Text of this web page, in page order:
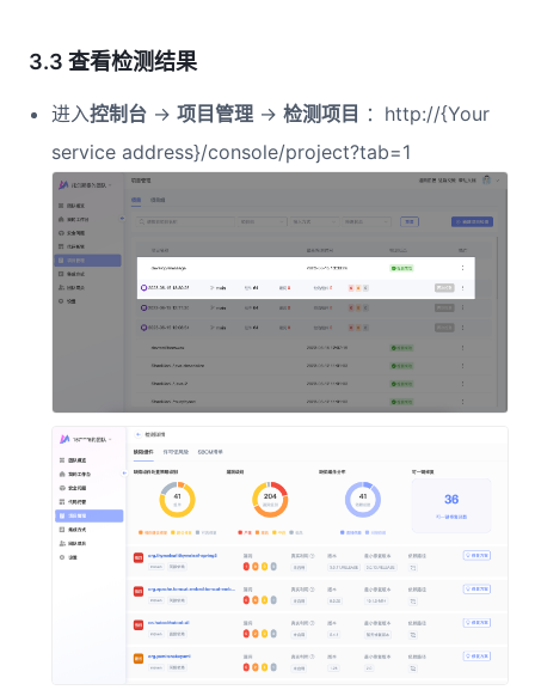
3.3 查看检测结果
进入控制台 ->项目管理 ->检测项目 ：http://{Your
service address}/console/project?tab=1